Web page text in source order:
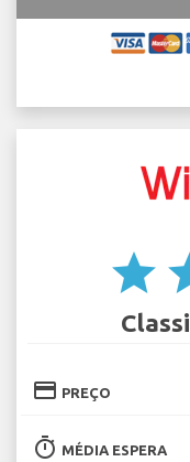
star
credit_card PREÇO
timer MÉDIA ESPERA